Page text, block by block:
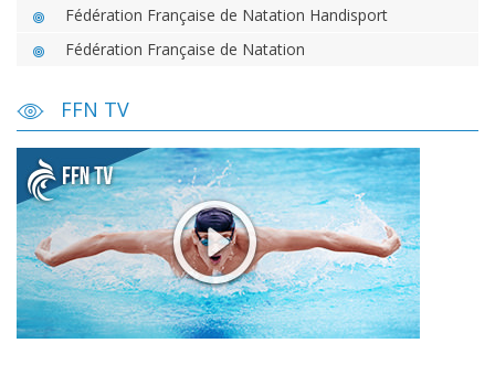
Fédération Française de Natation Handisport
Fédération Française de Natation
FFN TV